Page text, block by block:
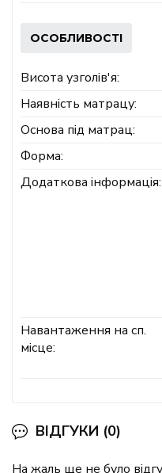
ОСОБЛИВОСТІ
Висота узголів'я:
Наявність матрацу:
Основа під матрац:
Форма:
Додаткова інформація:
Навантаження на сп.
місце:
ВІДГУКИ (0)
На жаль ще не було